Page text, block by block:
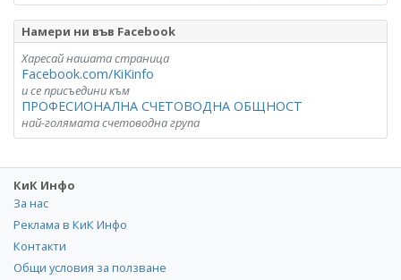
Намери ни във Facebook
Харесай нашата страница
Facebook.com/KiKinfo
и се присъедини към
ПРОФЕСИОНАЛНА СЧЕТОВОДНА ОБЩНОСТ
най-голямата счетоводна група
КиК Инфо
За нас
Реклама в КиК Инфо
Контакти
Общи условия за ползване